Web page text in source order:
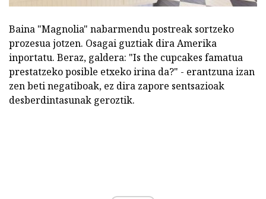
Baina "Magnolia" nabarmendu postreak sortzeko
prozesua jotzen. Osagai guztiak dira Amerika
inportatu. Beraz, galdera: "Is the cupcakes famatua
prestatzeko posible etxeko irina da?" - erantzuna izan
zen beti negatiboak, ez dira zapore sentsazioak
desberdintasunak geroztik.